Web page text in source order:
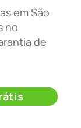
em São
no
de